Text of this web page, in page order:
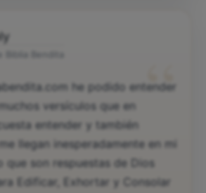
“
he podido entender
versículos que en
entender y también
llegan inesperadamente en mi
que son respuestas de Dios
Edificar, Exhortar y Consolar